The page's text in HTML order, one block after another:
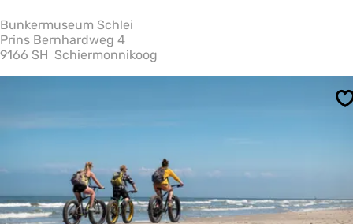
e
r
m
s
h
e
i
Bunkermuseum Schlei
Prins Bernhardweg 4
9166 SH Schiermonnikoog